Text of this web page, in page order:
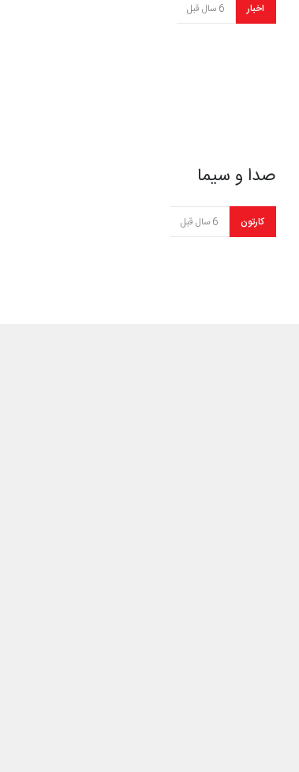
اخبار 6 سال قبل
صدا و سیما
کارتون 6 سال قبل